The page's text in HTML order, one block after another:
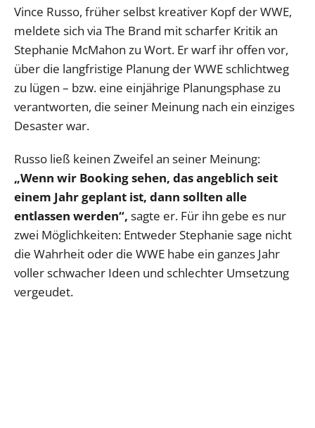
Vince Russo, früher selbst kreativer Kopf der WWE,
meldete sich via The Brand mit scharfer Kritik an
Stephanie McMahon zu Wort. Er warf ihr offen vor,
über die langfristige Planung der WWE schlichtweg
zu lügen – bzw. eine einjährige Planungsphase zu
verantworten, die seiner Meinung nach ein einziges
Desaster war.
Russo ließ keinen Zweifel an seiner Meinung:
„Wenn wir Booking sehen, das angeblich seit
einem Jahr geplant ist, dann sollten alle
entlassen werden“, sagte er. Für ihn gebe es nur
zwei Möglichkeiten: Entweder Stephanie sage nicht
die Wahrheit oder die WWE habe ein ganzes Jahr
voller schwacher Ideen und schlechter Umsetzung
vergeudet.